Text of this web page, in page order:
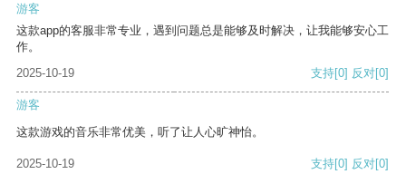
游客
这款app的客服非常专业，遇到问题总是能够及时解决，让我能够安心工
作。
2025-10-19
支持[0] 反对[0]
游客
这款游戏的音乐非常优美，听了让人心旷神怡。
2025-10-19 支持[0] 反对[0]